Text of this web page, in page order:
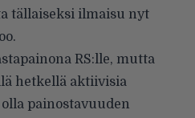
tällaiseksi ilmaisu nyt
RS:lle, mutta
hetkellä aktiivisia
painostavuuden